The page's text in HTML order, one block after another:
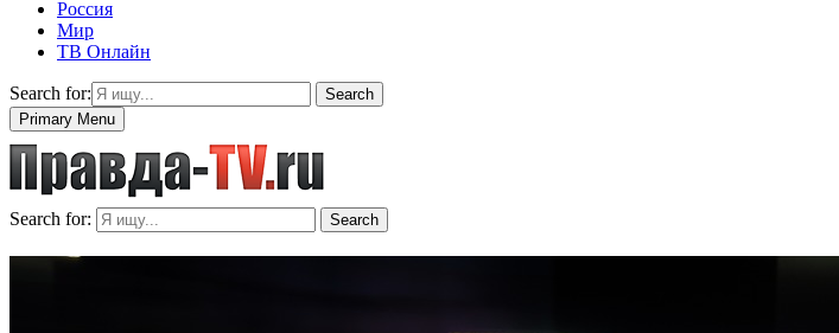
Россия
Мир
ТВ Онлайн
Search for:
Search
Primary Menu
Search for: Search